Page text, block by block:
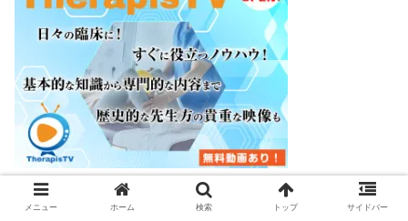
メニュー ホーム 検索 トップ サイドバー